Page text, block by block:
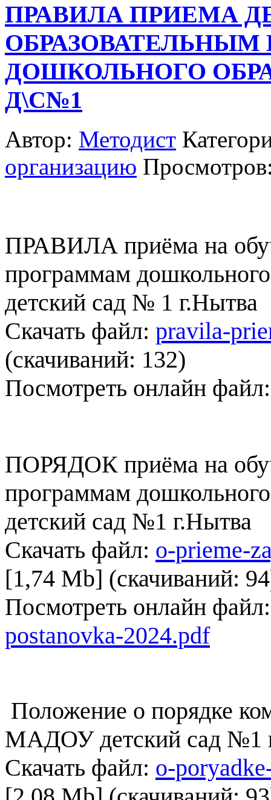
ПРАВИЛА ПРИЕМА
ДОШКОЛЬНОГО
Д\С№1
Автор: Методист
организацию
ПРАВИЛА приёма на
программам
детский сад № 1 г.Нытва
Скачать файл: pravila-
(cкачиваний: 132)
Посмотреть онлайн
ПОРЯДОК приёма на
программам
детский сад №1 г.Нытва
Скачать файл: o-prieme-
[1,74 Mb] (cкачиваний:
Посмотреть онлайн
postanovka-2024.pdf
Положение о порядке
МАДОУ детский сад №1
Скачать файл: o-